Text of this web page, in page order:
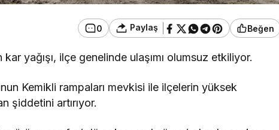
0 Paylaş Beğen
yağışı, ilçe genelinde ulaşımı olumsuz etkiliyor.
Kemikli rampaları mevkisi ile ilçelerin yüksek
şiddetini artırıyor.